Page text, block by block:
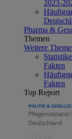
2023-
Pharma &
Themen
Weitere
Fakten
Fakten
Top Report